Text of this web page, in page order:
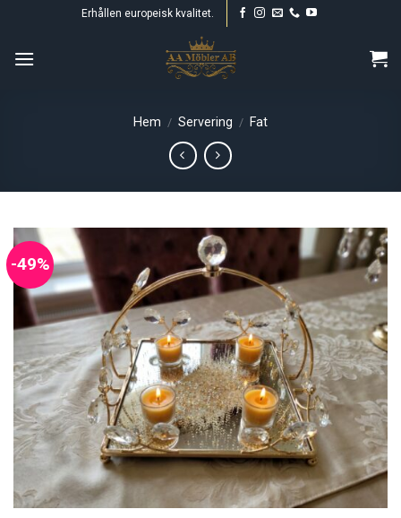
content
Erhållen europeisk kvalitet.
Hem / Servering / Fat
-49%